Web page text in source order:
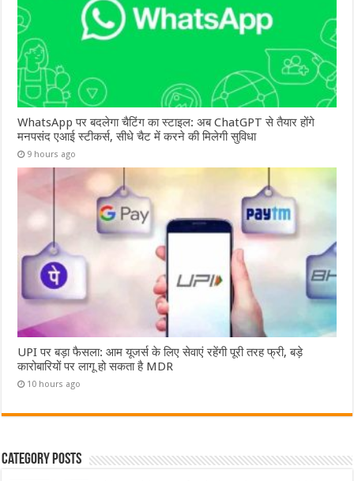
WhatsApp पर बदलेगा चैटिंग का स्टाइल: अब ChatGPT से तैयार होंगे
मनपसंद एआई स्टीकर्स, सीधे चैट में करने की मिलेगी सुविधा
9 hours ago
UPI पर बड़ा फैसला: आम यूजर्स के लिए सेवाएं रहेंगी पूरी तरह फ्री, बड़े
कारोबारियों पर लागू हो सकता है MDR
10 hours ago
Category Posts